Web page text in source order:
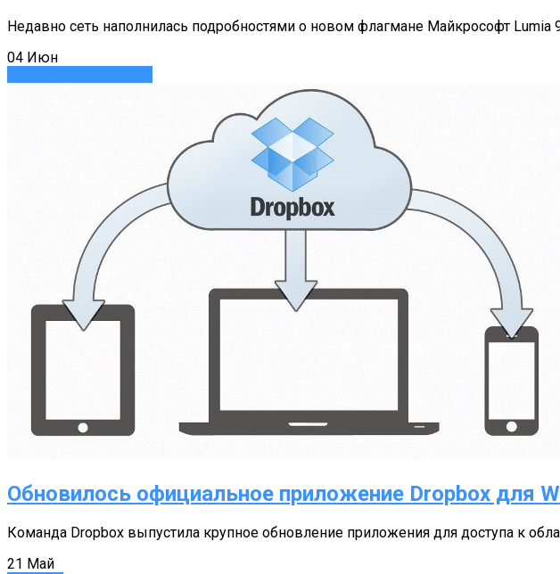
Недавно сеть наполнилась подробностями о новом флагмане Майкрософт Lumia
04 Июн
Обновилось официальное приложение Dropbox для
Команда Dropbox выпустила крупное обновление приложения для доступа к
21 Май